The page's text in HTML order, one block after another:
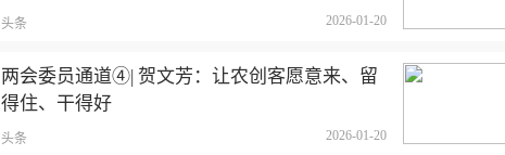
头条 2026-01-20
两会委员通道④| 贺文芳：让农创客愿意来、留
得住、干得好
头条 2026-01-20